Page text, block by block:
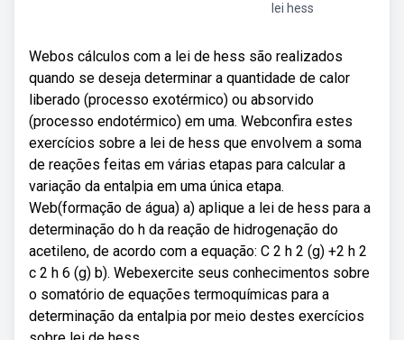
lei hess
Webos cálculos com a lei de hess são realizados
quando se deseja determinar a quantidade de calor
liberado (processo exotérmico) ou absorvido
(processo endotérmico) em uma. Webconfira estes
exercícios sobre a lei de hess que envolvem a soma
de reações feitas em várias etapas para calcular a
variação da entalpia em uma única etapa.
Web(formação de água) a) aplique a lei de hess para a
determinação do h da reação de hidrogenação do
acetileno, de acordo com a equação: C 2 h 2 (g) +2 h 2
c 2 h 6 (g) b). Webexercite seus conhecimentos sobre
o somatório de equações termoquímicas para a
determinação da entalpia por meio destes exercícios